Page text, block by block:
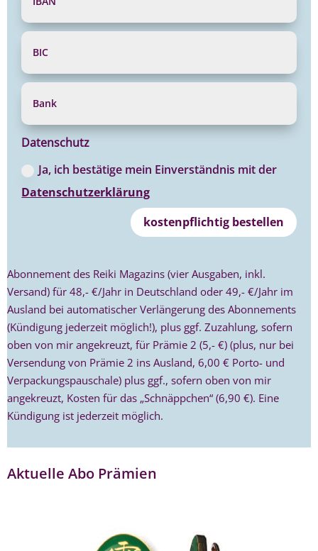
Datenschutz
Ja, ich bestätige mein Einverständnis mit der
Datenschutzerklärung
kostenpflichtig bestellen
Abonnement des Reiki Magazins (vier Ausgaben, inkl.
Versand) für 48,- €/Jahr in Deutschland oder 49,- €/Jahr im
Ausland bei automatischer Verlängerung des Abonnements
(Kündigung jederzeit möglich!), plus ggf. Zuzahlung, sofern
oben von mir angekreuzt, für Prämie 2 (5,- €) (plus, nur bei
Versendung von Prämie 2 ins Ausland, 6,00 € Porto- und
Verpackungspauschale) plus ggf., sofern oben von mir
angekreuzt, Kosten für das „Schnäppchen“ (6,90 €). Eine
Kündigung ist jederzeit möglich.
Aktuelle Abo Prämien